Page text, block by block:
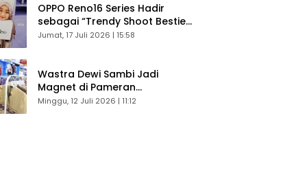
OPPO Reno16 Series Hadir
sebagai “Trendy Shoot Bestie”,
Bikin Konten Kreator Makin
Jumat, 17 Juli 2026 | 15:58
Wastra Dewi Sambi Jadi
Magnet di Pameran
Dekranasda, Banyak Diminati
Minggu, 12 Juli 2026 | 11:12